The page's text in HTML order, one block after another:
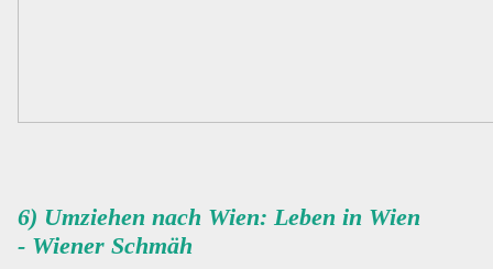
6) Umziehen nach Wien: Leben in Wien
- Wiener Schmäh